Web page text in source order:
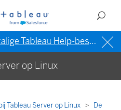
Tableau Help-bestand (VS)
op Linux
Tableau Server op Linux
De